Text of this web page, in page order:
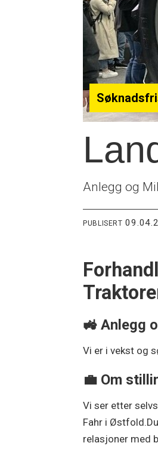
Anlegg og
PUBLISERT
🚜 Anlegg
Vi er i vekst og
💼 Om
Vi ser etter
Fahr i
relasjoner med